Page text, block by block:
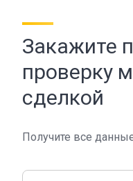
Закажите
проверку
сделкой
Получите все